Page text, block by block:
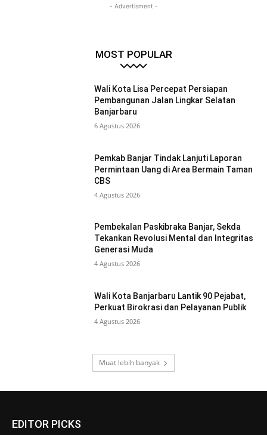
- Advertisment -
MOST POPULAR
Wali Kota Lisa Percepat Persiapan
Pembangunan Jalan Lingkar Selatan
Banjarbaru
6 Agustus 2026
Pemkab Banjar Tindak Lanjuti Laporan
Permintaan Uang di Area Bermain Taman
CBS
4 Agustus 2026
Pembekalan Paskibraka Banjar, Sekda
Tekankan Revolusi Mental dan Integritas
Generasi Muda
4 Agustus 2026
Wali Kota Banjarbaru Lantik 90 Pejabat,
Perkuat Birokrasi dan Pelayanan Publik
4 Agustus 2026
Muat lebih banyak
EDITOR PICKS